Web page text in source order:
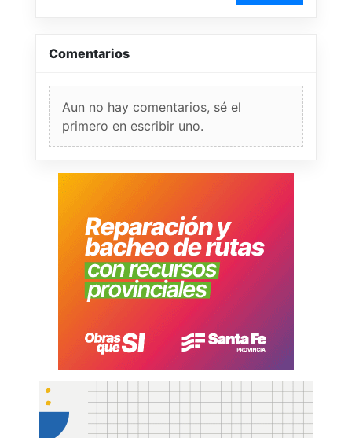
Comentarios
Aun no hay comentarios, sé el
primero en escribir uno.